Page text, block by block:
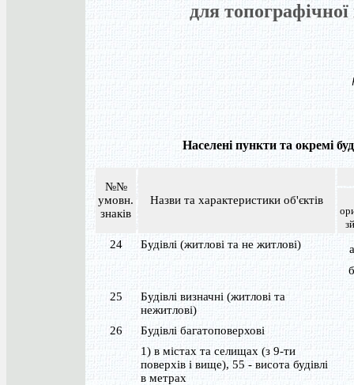
для
Населені пункти та окремі
№№
умовн.
знаків
Назви та характеристики об'єктів
24 Будівлі (житлові та не житлові)
а
б
25
Будівлі визначні (житлові та
нежитлові)
26
Будівлі багатоповерхові
1) в містах та селищах (з 9-ти
поверхів і вище), 55 - висота будівлі
в метрах